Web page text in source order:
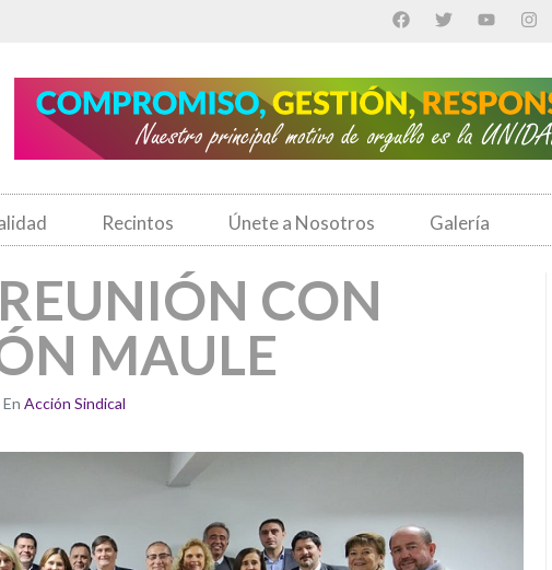
Recintos Únete a Nosotros Galería
CON
MAULE
En Acción Sindical